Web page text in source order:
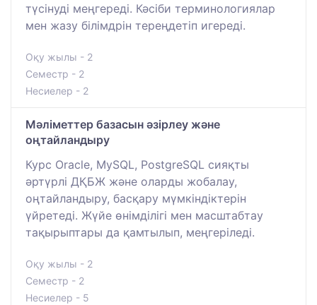
түсінуді меңгереді. Кәсіби терминологиялар
мен жазу білімдрін тереңдетіп игереді.
Оқу жылы - 2
Семестр - 2
Несиелер - 2
Мәліметтер базасын әзірлеу және
оңтайландыру
Курс Oracle, MySQL, PostgreSQL сияқты
әртүрлі ДҚБЖ және оларды жобалау,
оңтайландыру, басқару мүмкіндіктерін
үйретеді. Жүйе өнімділігі мен масштабтау
тақырыптары да қамтылып, меңгеріледі.
Оқу жылы - 2
Семестр - 2
Несиелер - 5